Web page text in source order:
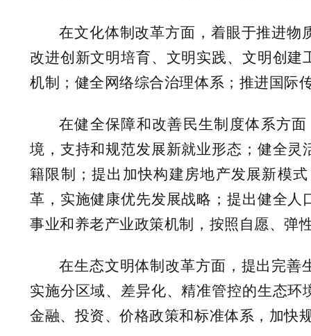
在文化体制改革方面，着眼于推进物
改进创新文明培育、文明实践、文明创
机制；健全网络综合治理体系；推进国际
在健全保障和改善民生制度体系方
境，支持和规范发展新就业形态；健全
籍限制；提出加快构建房地产发展新模
革，实施健康优先发展战略；提出健全
事业和养老产业政策机制，按照自愿、弹
在生态文明体制改革方面，提出完善
实施分区域、差异化、精准管控的生态
金融、投资、价格政策和标准体系，加快